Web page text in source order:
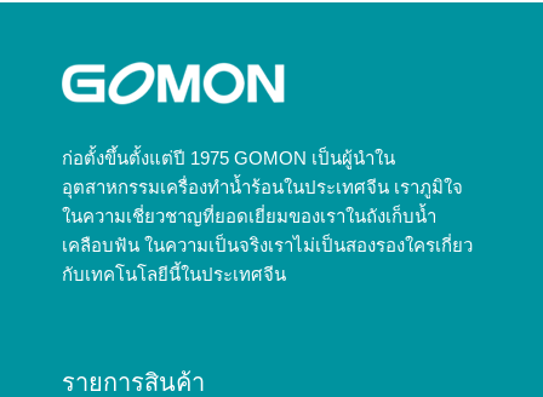
ก่อตั้งขึ้นตั้งแต่ปี 1975 GOMON เป็นผู้นำใน
อุตสาหกรรมเครื่องทำน้ำร้อนในประเทศจีน เราภูมิใจ
ในความเชี่ยวชาญที่ยอดเยี่ยมของเราในถังเก็บน้ำ
เคลือบฟัน ในความเป็นจริงเราไม่เป็นสองรองใครเกี่ยว
กับเทคโนโลยีนี้ในประเทศจีน
รายการสินค้า